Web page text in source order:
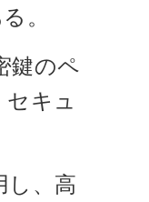
。
鍵のペ
キュ
し、高